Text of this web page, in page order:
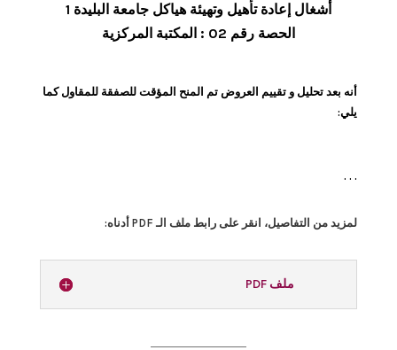
أشغال إعادة تأهيل وتهيئة هياكل جامعة البليدة 1
الحصة رقم 02 : المكتبة المركزية
أنه بعد تحليل و تقييم العروض تم المنح المؤقت للصفقة للمقاول كما
يلي:
. . .
لمزيد من التفاصيل، انقر على رابط ملف الـ PDF أدناه:
ملف PDF